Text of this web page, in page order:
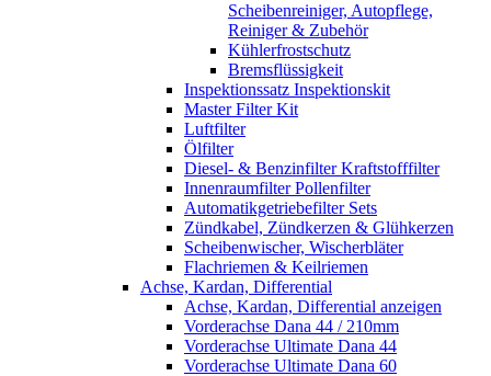
Scheibenreiniger, Autopflege,
Reiniger & Zubehör
Kühlerfrostschutz
Bremsflüssigkeit
Inspektionssatz Inspektionskit
Master Filter Kit
Luftfilter
Ölfilter
Diesel- & Benzinfilter Kraftstofffilter
Innenraumfilter Pollenfilter
Automatikgetriebefilter Sets
Zündkabel, Zündkerzen & Glühkerzen
Scheibenwischer, Wischerbläter
Flachriemen & Keilriemen
Achse, Kardan, Differential
Achse, Kardan, Differential anzeigen
Vorderachse Dana 44 / 210mm
Vorderachse Ultimate Dana 44
Vorderachse Ultimate Dana 60